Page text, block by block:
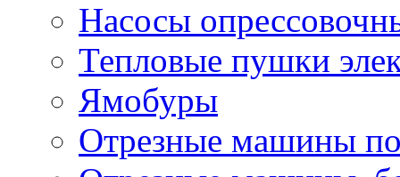
Насосы
Тепловые пушки
Ямобуры
Отрезные машины